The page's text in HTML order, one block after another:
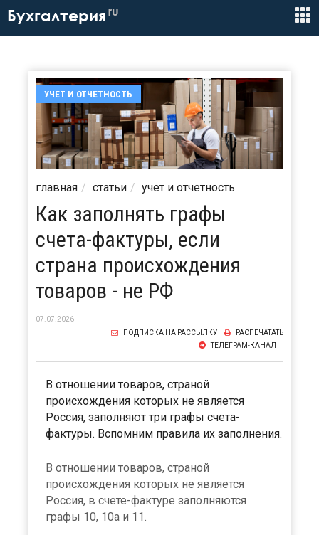
Бухгалтерия ru
УЧЕТ И ОТЧЕТНОСТЬ
главная статьи учет и отчетность
Как заполнять графы
счета-фактуры, если
страна происхождения
товаров - не РФ
07.07.2026
РАСПЕЧАТАТЬ
ПОДПИСКА НА РАССЫЛКУ
ТЕЛЕГРАМ-КАНАЛ
В отношении товаров, страной
происхождения которых не является
Россия, заполняют три графы счета-
фактуры. Вспомним правила их заполнения.
В отношении товаров, страной
происхождения которых не является
Россия, в счете-фактуре заполняются
графы 10, 10а и 11.